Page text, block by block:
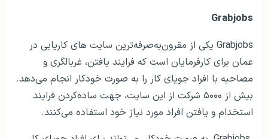
Grabjobs
Grabjobs یکی از مقرون‌به‌صرفه‌ترین سایت های کاریابی در
عمان برای کارفرمایان است که فرایند یافتن، غربالگری و
مصاحبه با افراد جویای کار را به صورت خودکار انجام می‌دهد.
بیش از ۵۰۰۰ شرکت از این سایت، جهت ساده‌کردن فرایند
استخدام و یافتن افراد مورد نیاز خود استفاده می‌کنند.